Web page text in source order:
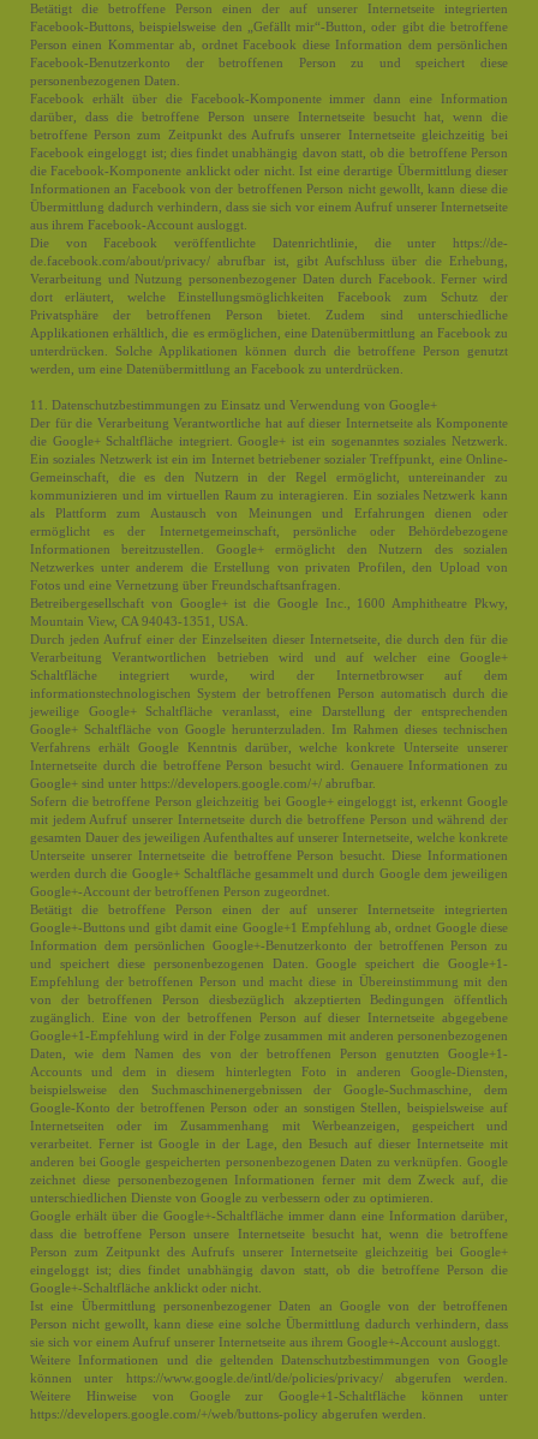
Betätigt die betroffene Person einen der auf unserer Internetseite integrierten
Facebook-Buttons, beispielsweise den „Gefällt mir“-Button, oder gibt die betroffene
Person einen Kommentar ab, ordnet Facebook diese Information dem persönlichen
Facebook-Benutzerkonto der betroffenen Person zu und speichert diese
personenbezogenen Daten.
Facebook erhält über die Facebook-Komponente immer dann eine Information
darüber, dass die betroffene Person unsere Internetseite besucht hat, wenn die
betroffene Person zum Zeitpunkt des Aufrufs unserer Internetseite gleichzeitig bei
Facebook eingeloggt ist; dies findet unabhängig davon statt, ob die betroffene Person
die Facebook-Komponente anklickt oder nicht. Ist eine derartige Übermittlung dieser
Informationen an Facebook von der betroffenen Person nicht gewollt, kann diese die
Übermittlung dadurch verhindern, dass sie sich vor einem Aufruf unserer Internetseite
aus ihrem Facebook-Account ausloggt.
Die von Facebook veröffentlichte Datenrichtlinie, die unter https://de-
de.facebook.com/about/privacy/ abrufbar ist, gibt Aufschluss über die Erhebung,
Verarbeitung und Nutzung personenbezogener Daten durch Facebook. Ferner wird
dort erläutert, welche Einstellungsmöglichkeiten Facebook zum Schutz der
Privatsphäre der betroffenen Person bietet. Zudem sind unterschiedliche
Applikationen erhältlich, die es ermöglichen, eine Datenübermittlung an Facebook zu
unterdrücken. Solche Applikationen können durch die betroffene Person genutzt
werden, um eine Datenübermittlung an Facebook zu unterdrücken.
11. Datenschutzbestimmungen zu Einsatz und Verwendung von Google+
Der für die Verarbeitung Verantwortliche hat auf dieser Internetseite als Komponente
die Google+ Schaltfläche integriert. Google+ ist ein sogenanntes soziales Netzwerk.
Ein soziales Netzwerk ist ein im Internet betriebener sozialer Treffpunkt, eine Online-
Gemeinschaft, die es den Nutzern in der Regel ermöglicht, untereinander zu
kommunizieren und im virtuellen Raum zu interagieren. Ein soziales Netzwerk kann
als Plattform zum Austausch von Meinungen und Erfahrungen dienen oder
ermöglicht es der Internetgemeinschaft, persönliche oder Behördebezogene
Informationen bereitzustellen. Google+ ermöglicht den Nutzern des sozialen
Netzwerkes unter anderem die Erstellung von privaten Profilen, den Upload von
Fotos und eine Vernetzung über Freundschaftsanfragen.
Betreibergesellschaft von Google+ ist die Google Inc., 1600 Amphitheatre Pkwy,
Mountain View, CA 94043-1351, USA.
Durch jeden Aufruf einer der Einzelseiten dieser Internetseite, die durch den für die
Verarbeitung Verantwortlichen betrieben wird und auf welcher eine Google+
Schaltfläche integriert wurde, wird der Internetbrowser auf dem
informationstechnologischen System der betroffenen Person automatisch durch die
jeweilige Google+ Schaltfläche veranlasst, eine Darstellung der entsprechenden
Google+ Schaltfläche von Google herunterzuladen. Im Rahmen dieses technischen
Verfahrens erhält Google Kenntnis darüber, welche konkrete Unterseite unserer
Internetseite durch die betroffene Person besucht wird. Genauere Informationen zu
Google+ sind unter https://developers.google.com/+/ abrufbar.
Sofern die betroffene Person gleichzeitig bei Google+ eingeloggt ist, erkennt Google
mit jedem Aufruf unserer Internetseite durch die betroffene Person und während der
gesamten Dauer des jeweiligen Aufenthaltes auf unserer Internetseite, welche konkrete
Unterseite unserer Internetseite die betroffene Person besucht. Diese Informationen
werden durch die Google+ Schaltfläche gesammelt und durch Google dem jeweiligen
Google+-Account der betroffenen Person zugeordnet.
Betätigt die betroffene Person einen der auf unserer Internetseite integrierten
Google+-Buttons und gibt damit eine Google+1 Empfehlung ab, ordnet Google diese
Information dem persönlichen Google+-Benutzerkonto der betroffenen Person zu
und speichert diese personenbezogenen Daten. Google speichert die Google+1-
Empfehlung der betroffenen Person und macht diese in Übereinstimmung mit den
von der betroffenen Person diesbezüglich akzeptierten Bedingungen öffentlich
zugänglich. Eine von der betroffenen Person auf dieser Internetseite abgegebene
Google+1-Empfehlung wird in der Folge zusammen mit anderen personenbezogenen
Daten, wie dem Namen des von der betroffenen Person genutzten Google+1-
Accounts und dem in diesem hinterlegten Foto in anderen Google-Diensten,
beispielsweise den Suchmaschinenergebnissen der Google-Suchmaschine, dem
Google-Konto der betroffenen Person oder an sonstigen Stellen, beispielsweise auf
Internetseiten oder im Zusammenhang mit Werbeanzeigen, gespeichert und
verarbeitet. Ferner ist Google in der Lage, den Besuch auf dieser Internetseite mit
anderen bei Google gespeicherten personenbezogenen Daten zu verknüpfen. Google
zeichnet diese personenbezogenen Informationen ferner mit dem Zweck auf, die
unterschiedlichen Dienste von Google zu verbessern oder zu optimieren.
Google erhält über die Google+-Schaltfläche immer dann eine Information darüber,
dass die betroffene Person unsere Internetseite besucht hat, wenn die betroffene
Person zum Zeitpunkt des Aufrufs unserer Internetseite gleichzeitig bei Google+
eingeloggt ist; dies findet unabhängig davon statt, ob die betroffene Person die
Google+-Schaltfläche anklickt oder nicht.
Ist eine Übermittlung personenbezogener Daten an Google von der betroffenen
Person nicht gewollt, kann diese eine solche Übermittlung dadurch verhindern, dass
sie sich vor einem Aufruf unserer Internetseite aus ihrem Google+-Account ausloggt.
Weitere Informationen und die geltenden Datenschutzbestimmungen von Google
können unter https://www.google.de/intl/de/policies/privacy/ abgerufen werden.
Weitere Hinweise von Google zur Google+1-Schaltfläche können unter
https://developers.google.com/+/web/buttons-policy abgerufen werden.